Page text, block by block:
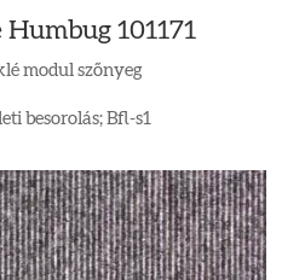
101171
modul szőnyeg
besorolás; Bfl-s1